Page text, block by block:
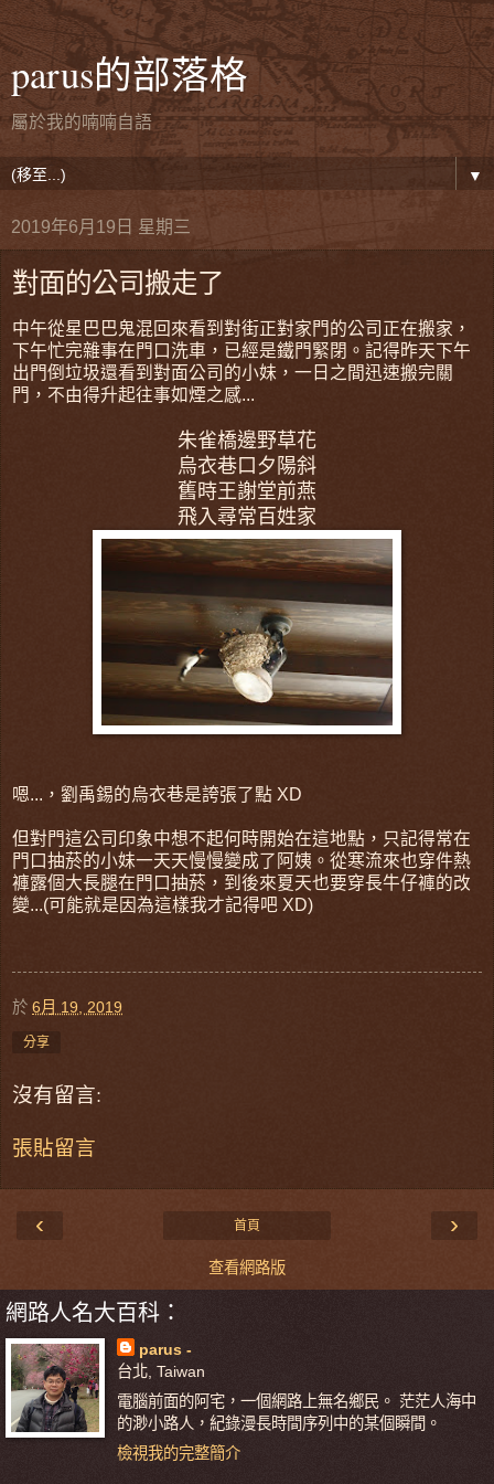
parus的部落格
屬於我的喃喃自語
▼
2019年6月19日 星期三
對面的公司搬走了
中午從星巴巴鬼混回來看到對街正對家門的公司正在搬家，
下午忙完雜事在門口洗車，已經是鐵門緊閉。記得昨天下午
出門倒垃圾還看到對面公司的小妹，一日之間迅速搬完關
門，不由得升起往事如煙之感...
朱雀橋邊野草花
烏衣巷口夕陽斜
舊時王謝堂前燕
飛入尋常百姓家
嗯...，劉禹錫的烏衣巷是誇張了點 XD
但對門這公司印象中想不起何時開始在這地點，只記得常在
門口抽菸的小妹一天天慢慢變成了阿姨。從寒流來也穿件熱
褲露個大長腿在門口抽菸，到後來夏天也要穿長牛仔褲的改
變...(可能就是因為這樣我才記得吧 XD)
於 6月 19, 2019
分享
沒有留言:
張貼留言
‹ ›
首頁
查看網路版
網路人名大百科：
parus -
台北, Taiwan
電腦前面的阿宅，一個網路上無名鄉民。 茫茫人海中
的渺小路人，紀錄漫長時間序列中的某個瞬間。
檢視我的完整簡介